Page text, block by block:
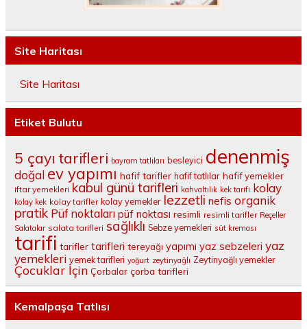
Site Haritası
Site Haritası
Etiket Bulutu
5 çayı tarifleri bayram tatlıları besleyici denenmiş
doğal ev yapımı hafif tarifler hafif tatlılar hafif yemekler
iftar yemekleri kabul günü tarifleri kahvaltılık kek tarifi kolay
kolay kek kolay tarifler kolay yemekler lezzetli nefis organik
pratik Püf noktaları püf noktası resimli resimli tarifler Reçeller
Salatalar salata tarifleri sağlıklı Sebze yemekleri süt kreması
tarifi tarifler tarifleri tereyağı yapımı yaz sebzeleri yaz
yemekleri yemek tarifleri yoğurt zeytinyağlı Zeytinyağlı yemekler
Çocuklar İçin Çorbalar çorba tarifleri
Kemalpaşa Tatlısı